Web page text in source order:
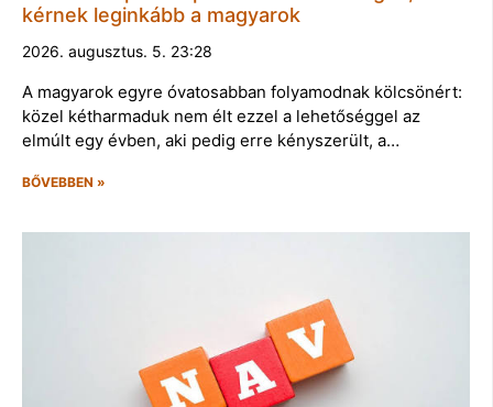
kérnek leginkább a magyarok
2026. augusztus. 5. 23:28
A magyarok egyre óvatosabban folyamodnak kölcsönért:
közel kétharmaduk nem élt ezzel a lehetőséggel az
elmúlt egy évben, aki pedig erre kényszerült, a…
BŐVEBBEN »